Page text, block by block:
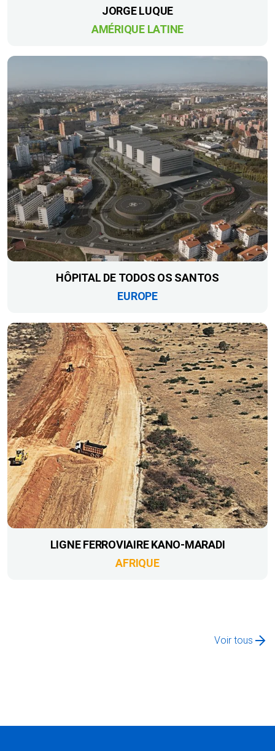
JORGE LUQUE
AMÉRIQUE LATINE
HÔPITAL DE TODOS OS SANTOS
EUROPE
LIGNE FERROVIAIRE KANO-MARADI
AFRIQUE
Voir tous